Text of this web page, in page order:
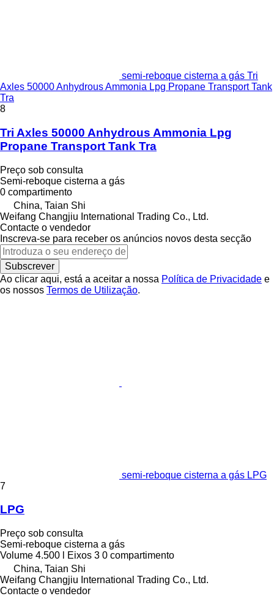
semi-reboque cisterna a gás Tri
Axles 50000 Anhydrous Ammonia Lpg Propane Transport Tank
Tra
8
Tri Axles 50000 Anhydrous Ammonia Lpg
Propane Transport Tank Tra
Preço sob consulta
Semi-reboque cisterna a gás
0 compartimento
China, Taian Shi
Weifang Changjiu International Trading Co., Ltd.
Contacte o vendedor
Inscreva-se para receber os anúncios novos desta secção
Subscrever
Ao clicar aqui, está a aceitar a nossa Política de Privacidade e
os nossos Termos de Utilização.
semi-reboque cisterna a gás LPG
7
LPG
Preço sob consulta
Semi-reboque cisterna a gás
Volume 4.500 l Eixos 3 0 compartimento
China, Taian Shi
Weifang Changjiu International Trading Co., Ltd.
Contacte o vendedor